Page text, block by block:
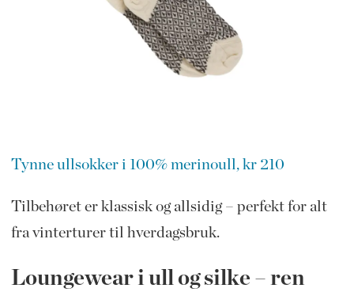
Tynne ullsokker i 100% merinoull, kr 210
Tilbehøret er klassisk og allsidig – perfekt for alt
fra vinterturer til hverdagsbruk.
Loungewear i ull og silke – ren